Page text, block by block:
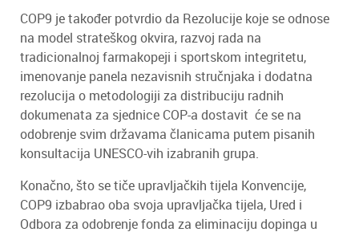
COP9 je također potvrdio da Rezolucije koje se odnose
na model strateškog okvira, razvoj rada na
tradicionalnoj farmakopeji i sportskom integritetu,
imenovanje panela nezavisnih stručnjaka i dodatna
rezolucija o metodologiji za distribuciju radnih
dokumenata za sjednice COP-a dostavit će se na
odobrenje svim državama članicama putem pisanih
konsultacija UNESCO-vih izabranih grupa.
Konačno, što se tiče upravljačkih tijela Konvencije,
COP9 izbabrao oba svoja upravljačka tijela, Ured i
Odbora za odobrenje fonda za eliminaciju dopinga u